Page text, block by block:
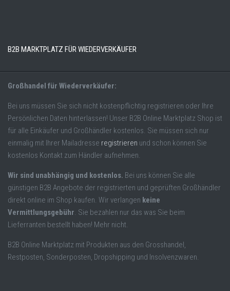
B2B MARKTPLATZ FÜR WIEDERVERKÄUFER
Großhandel für Wiederverkäufer:
Bei uns müssen Sie sich nicht kostenpflichtig registrieren oder Ihre
Persönlichen Daten hinterlassen! Unser B2B Online Marktplatz Shop ist
für alle Einkäufer und Großhändler kostenlos. Sie müssen sich nur
einmalig mit Ihrer Mailadresse registrieren und schon können Sie
kostenlos Kontakt zum Händler aufnehmen.
Wir sind unabhängig und kostenlos. Bei uns können Sie alle
günstigen B2B Angebote der registrierten und geprüften Großhändler
direkt online im Shop kaufen. Wir verlangen keine
Vermittlungsgebühr. Sie bezahlen nur das was Sie beim
Lieferranten bestellt haben! Mehr nicht.
B2B Online Marktplatz mit Produkten aus den Grosshandel,
Restposten, Sonderposten, Dropshipping und Insolvenzwaren.